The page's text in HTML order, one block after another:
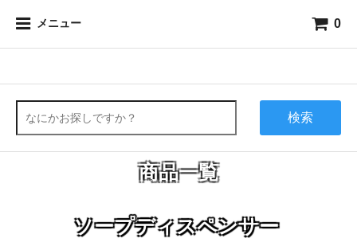
メニュー 0
検索
商品一覧
ソープディスペンサー